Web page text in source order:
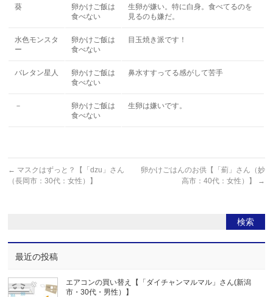
葵
卵かけご飯は
食べない
生卵が嫌い。特に白身。食べてるのを
見るのも嫌だ。
水色モンスタ
ー
卵かけご飯は
食べない
目玉焼き派です！
バレタン星人
卵かけご飯は
食べない
鼻水すすってる感がして苦手
－
卵かけご飯は
食べない
生卵は嫌いです。
← マスクはずっと？【「dzu」さん
（長岡市：30代：女性）】
卵かけごはんのお供【「薊」さん（妙
高市：40代：女性）】
→
最近の投稿
エアコンの買い替え【「ダイチャンマルマル」さん(新潟
市・30代・男性）】